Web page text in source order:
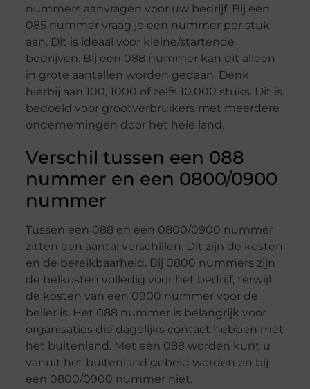
nummers aanvragen voor uw bedrijf. Bij een
085 nummer vraag je een nummer per stuk
aan. Dit is ideaal voor kleine/startende
bedrijven. Bij een 088 nummer kan dit alleen
in grote aantallen worden gedaan. Denk
hierbij aan 100, 1000 of zelfs 10.000 stuks. Dit is
bedoeld voor grootverbruikers met meerdere
ondernemingen door het hele land.
Verschil tussen een 088
nummer en een 0800/0900
nummer
Tussen een 088 en een 0800/0900 nummer
zitten een aantal verschillen. Dit zijn de kosten
en de bereikbaarheid. Bij 0800 nummers zijn
de belkosten volledig voor het bedrijf, terwijl
de kosten van een 0900 nummer voor de
beller is. Het 088 nummer is belangrijk voor
organisaties die dagelijks contact hebben met
het buitenland. Met een 088 worden kunt u
vanuit het buitenland gebeld worden en bij
een 0800/0900 nummer niet.